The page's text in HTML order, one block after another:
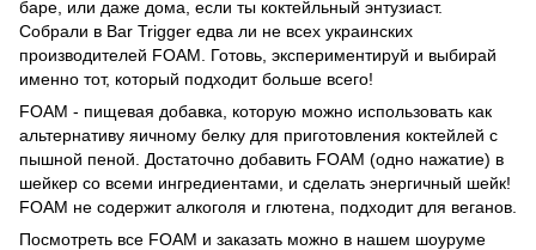
баре, или даже дома, если ты коктейльный энтузиаст.
Собрали в Bar Trigger едва ли не всех украинских
производителей FOAM. Готовь, экспериментируй и выбирай
именно тот, который подходит больше всего!
FOAM - пищевая добавка, которую можно использовать как
альтернативу яичному белку для приготовления коктейлей с
пышной пеной. Достаточно добавить FOAM (одно нажатие) в
шейкер со всеми ингредиентами, и сделать энергичный шейк!
FOAM не содержит алкоголя и глютена, подходит для веганов.
Посмотреть все FOAM и заказать можно в нашем шоуруме